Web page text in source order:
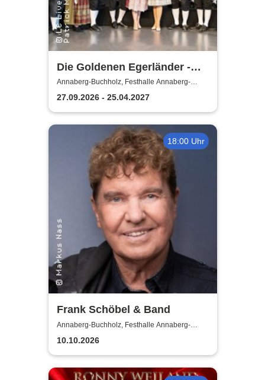
Die Goldenen Egerländer -
Melodien aus dem Egerland
Annaberg-Buchholz, Festhalle Annaberg-
Buchholz
27.09.2026 - 25.04.2027
18:00 Uhr
Frank Schöbel & Band
Annaberg-Buchholz, Festhalle Annaberg-
Buchholz
10.10.2026